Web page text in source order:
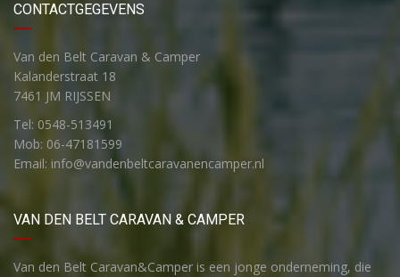
CONTACTGEGEVENS
Van den Belt Caravan & Camper
Kalanderstraat 18
7461 JM RIJSSEN
Tel: 0548-513491
Mob: 06-47181599
Email: info@vandenbeltcaravanencamper.nl
VAN DEN BELT CARAVAN & CAMPER
Van den Belt Caravan&Camper is een jonge onderneming, die